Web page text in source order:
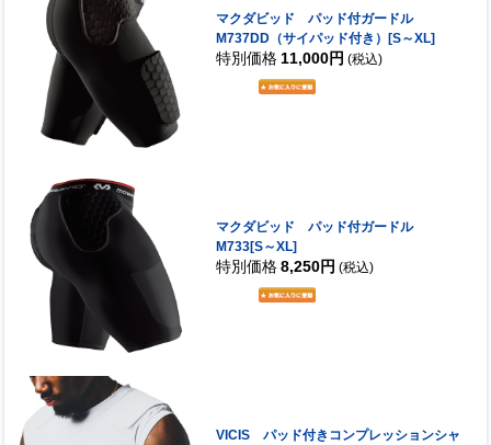
マクダビッド パッド付ガードル
M737DD（サイパッド付き）[S～XL]
特別価格 11,000円 (税込)
マクダビッド パッド付ガードル
M733[S～XL]
特別価格 8,250円 (税込)
VICIS パッド付きコンプレッションシャ